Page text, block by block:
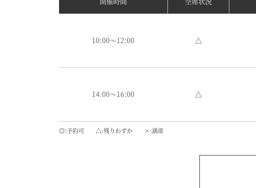
10:00～12:00 △
14:00～16:00 △
◎ 予約可 △ 残りわずか × 満席